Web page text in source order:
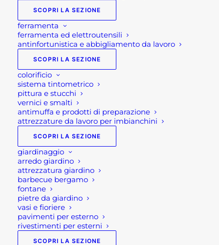
SCOPRI LA SEZIONE
ferramenta
ferramenta ed elettroutensili
antinfortunistica e abbigliamento da lavoro
SCOPRI LA SEZIONE
colorificio
sistema tintometrico
pittura e stucchi
vernici e smalti
antimuffa e prodotti di preparazione
attrezzature da lavoro per imbianchini
SCOPRI LA SEZIONE
giardinaggio
arredo giardino
attrezzatura giardino
barbecue bergamo
fontane
pietre da giardino
vasi e fioriere
pavimenti per esterno
rivestimenti per esterni
SCOPRI LA SEZIONE
DIVANO LETTO
GIARDINO TAHITI
2.250,00€